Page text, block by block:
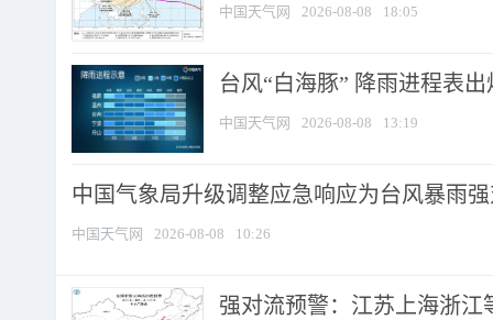
中国天气网 2026-08-08 18:05
台风“白海豚” 降雨进程表
中国天气网 2026-08-08 13:19
中国气象局升级调整应急响应为台风暴雨
中国天气网 2026-08-08 10:26
强对流预警：江苏上海浙江